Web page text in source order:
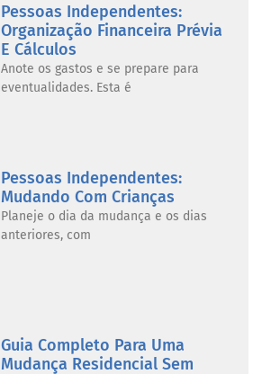
Pessoas Independentes:
Organização Financeira Prévia
E Cálculos
Anote os gastos e se prepare para
eventualidades. Esta é
Pessoas Independentes:
Mudando Com Crianças
Planeje o dia da mudança e os dias
anteriores, com
Guia Completo Para Uma
Mudança Residencial Sem